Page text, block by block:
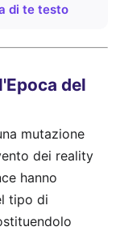
di te testo
del
mutazione
dei reality
hanno
tipo di